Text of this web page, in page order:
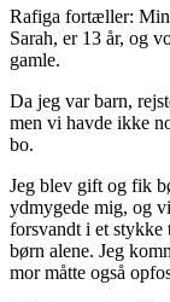
Rafiga fortæller: Min
Sarah, er 13 år, og
gamle.
Da jeg var barn,
men vi havde ikke
bo.
Jeg blev gift og fik
ydmygede mig, og
forsvandt i et stykke
børn alene. Jeg
mor måtte også